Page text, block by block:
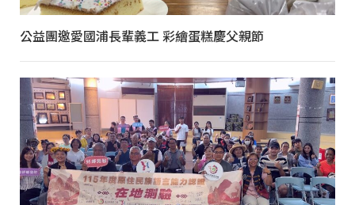
公益團邀愛國浦長輩義工 彩繪蛋糕慶父親節